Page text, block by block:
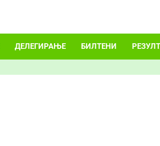
ДЕЛЕГИРАЊЕ БИЛТЕНИ